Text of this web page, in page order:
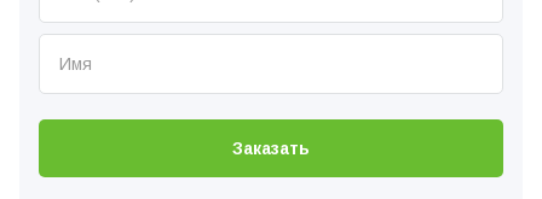
Заказать